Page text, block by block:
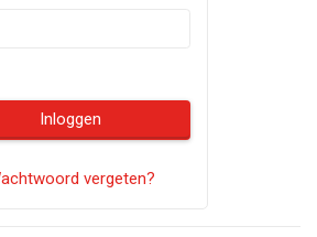
Inloggen
vergeten?